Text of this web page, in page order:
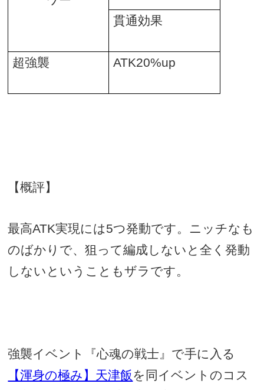
貫通効果
超強襲 ATK20%up
【概評】
最高ATK実現には5つ発動です。ニッチなも
のばかりで、狙って編成しないと全く発動
しないということもザラです。
強襲イベント『心魂の戦士』で手に入る
【渾身の極み】天津飯を同イベントのコス